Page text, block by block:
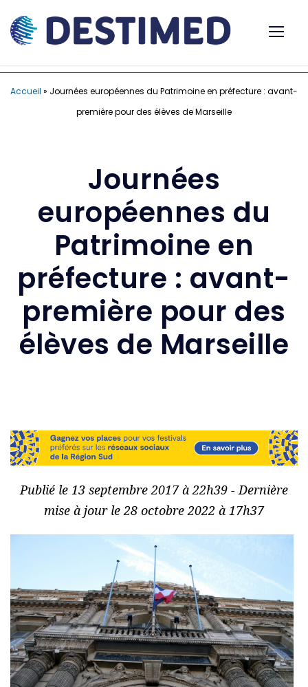
Accueil » Journées européennes du Patrimoine en préfecture : avant-
première pour des élèves de Marseille
Journées
européennes du
Patrimoine en
préfecture : avant-
première pour des
élèves de Marseille
Publié le 13 septembre 2017 à 22h39 - Dernière
mise à jour le 28 octobre 2022 à 17h37